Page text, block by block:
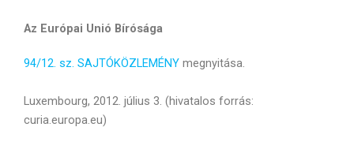
Az Európai Unió Bírósága
94/12. sz. SAJTÓKÖZLEMÉNY megnyitása.
Luxembourg, 2012. július 3. (hivatalos forrás:
curia.europa.eu)